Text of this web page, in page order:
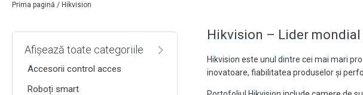
Prima pagină / Hikvision
Afișează toate categoriile
Accesorii control acces
Roboți smart
Hikvision – Lider
Hikvision este unul dintre cei mai mari
inovatoare, fiabilitatea produselor și